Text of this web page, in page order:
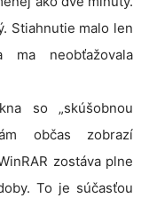
Stiahnutie malo len
ma neobťažovala
so „skúšobnou
občas zobrazí
zostáva plne
To je súčasťou